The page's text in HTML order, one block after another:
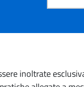
inoltrate